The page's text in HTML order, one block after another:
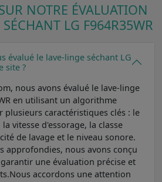
NOTRE ÉVALUATION
LG F964R35WR
évalué le lave-linge séchant LG
site ?
nous avons évalué le lave-linge
en utilisant un algorithme
plusieurs caractéristiques clés : le
vitesse d'essorage, la classe
de lavage et le niveau sonore.
approfondies, nous avons conçu
une évaluation précise et
accordons une attention